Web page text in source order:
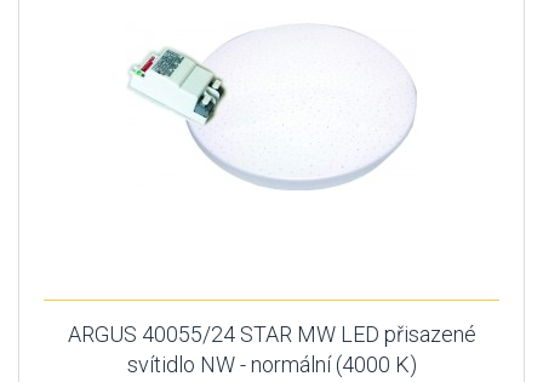
ARGUS 40055/24 STAR MW LED přisazené
svítidlo NW - normální (4000 K)